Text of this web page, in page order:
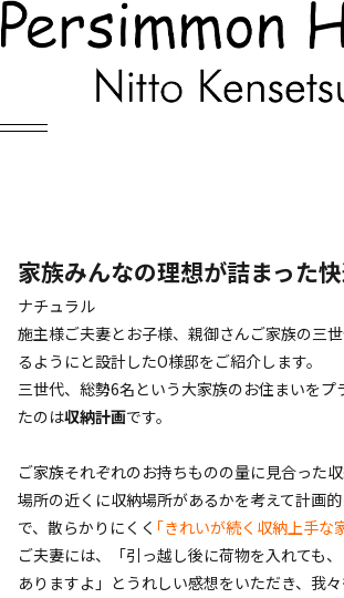
Works施工事
家族みんなの理想が詰まった
ナチュラル
施主様ご夫妻とお子様、親御さんご家族の三
るようにと設計したO様邸をご紹介します。
三世代、総勢6名という大家族のお住まいをプ
たのは収納計画です。
ご家族それぞれのお持ちものの量に見合った
場所の近くに収納場所があるかを考えて計画
で、散らかりにくく ｢きれいが続く収納上手な
ご夫妻には、「引っ越し後に荷物を入れても
ありますよ」とうれしい感想をいただき、我